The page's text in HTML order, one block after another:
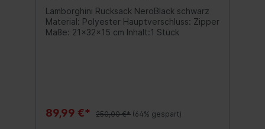
Lamborghini Rucksack NeroBlack schwarz
Material: Polyester Hauptverschluss: Zipper
Maße: 21x32x15 cm Inhalt:1 Stück
89,99 €* 250,00 €* (64% gespart)